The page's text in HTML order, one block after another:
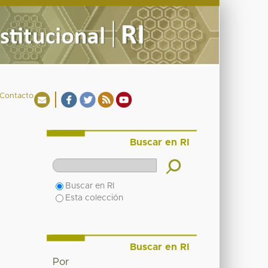
Buscar en RI
Buscar en RI
Esta colección
Buscar en RI
Por